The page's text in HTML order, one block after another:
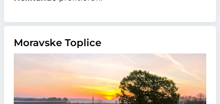
Moravske Toplice